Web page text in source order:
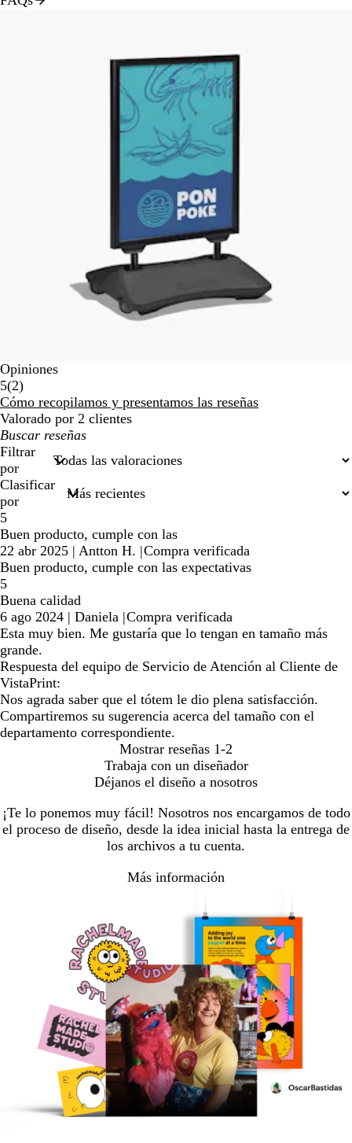
Opiniones
5(22
reseñas
)
Cómo recopilamos y presentamos las reseñas
Valorado por 2 clientes
Mis
búsquedas
Filtrar
por
Clasificar
por
5
Buen producto, cumple con las
22 abr 2025 | Antton H. |Compra verificada
Buen producto, cumple con las expectativas
5
Buena calidad
6 ago 2024 | Daniela |Compra verificada
Esta muy bien. Me gustaría que lo tengan en tamaño más
grande.
Respuesta del equipo de Servicio de Atención al Cliente de
VistaPrint:
Nos agrada saber que el tótem le dio plena satisfacción.
Compartiremos su sugerencia acerca del tamaño con el
departamento correspondiente.
Mostrar reseñas 1-2
Trabaja con un diseñador
Déjanos el diseño a nosotros
¡Te lo ponemos muy fácil! Nosotros nos encargamos de todo
el proceso de diseño, desde la idea inicial hasta la entrega de
los archivos a tu cuenta.
Más información